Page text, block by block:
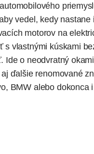
vedel, kedy
motorov na
s vlastnými kúskami
Ide o neodvratný
ďalšie renomované
, BMW alebo dokonca